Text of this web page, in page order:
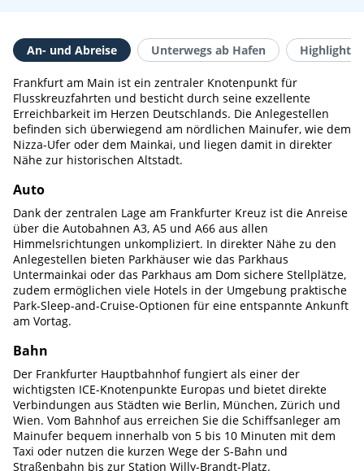
An- und Abreise Unterwegs ab Hafen Highlights
Frankfurt am Main ist ein zentraler Knotenpunkt für
Flusskreuzfahrten und besticht durch seine exzellente
Erreichbarkeit im Herzen Deutschlands. Die Anlegestellen
befinden sich überwiegend am nördlichen Mainufer, wie dem
Nizza-Ufer oder dem Mainkai, und liegen damit in direkter
Nähe zur historischen Altstadt.
Auto
Dank der zentralen Lage am Frankfurter Kreuz ist die Anreise
über die Autobahnen A3, A5 und A66 aus allen
Himmelsrichtungen unkompliziert. In direkter Nähe zu den
Anlegestellen bieten Parkhäuser wie das Parkhaus
Untermainkai oder das Parkhaus am Dom sichere Stellplätze,
zudem ermöglichen viele Hotels in der Umgebung praktische
Park-Sleep-and-Cruise-Optionen für eine entspannte Ankunft
am Vortag.
Bahn
Der Frankfurter Hauptbahnhof fungiert als einer der
wichtigsten ICE-Knotenpunkte Europas und bietet direkte
Verbindungen aus Städten wie Berlin, München, Zürich und
Wien. Vom Bahnhof aus erreichen Sie die Schiffsanleger am
Mainufer bequem innerhalb von 5 bis 10 Minuten mit dem
Taxi oder nutzen die kurzen Wege der S-Bahn und
Straßenbahn bis zur Station Willy-Brandt-Platz.